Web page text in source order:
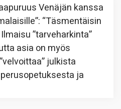
Venäjän kanssa
: “Täsmentäisin
”tarveharkinta”
asia on myös
julkista
ja